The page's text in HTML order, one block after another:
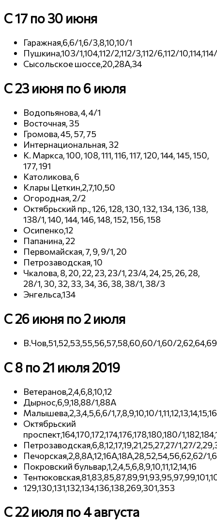
C 17 по 30 июня
Гаражная,6,6/1,6/3,8,10,10/1
Пушкина,103/1,104,112/2,112/3,112/6,112/
Сысольское шоссе,20,28А,34
C 23 июня по 6 июля
Водопьянова, 4, 4/1
Восточная, 35
Громова, 45, 57, 75
Интернациональная, 32
К. Маркса, 100, 108, 111, 116, 117, 120, 144, 145, 150,
177, 191
Католикова, 6
Клары Цеткин,2,7,10,50
Огородная, 2/2
Октябрьский пр., 126, 128, 130, 132, 134, 136, 138,
138/1, 140, 144, 146, 148, 152, 156, 158
Осипенко,12
Папанина, 22
Первомайская, 7, 9, 9/1, 20
Петрозаводская, 10
Чкалова, 8, 20, 22, 23, 23/1, 23/4, 24, 25, 26, 28,
28/1, 30, 32, 33, 34, 36, 38, 38/1, 38/3
Энгельса,134
C 26 июня по 2 июля
В.Чов,51,52,53,55,56,57,58,60,60/1,60/
C 8 по 21 июля 2019
Ветеранов,2,4,6,8,10,12
Дырнос,6,9,18,88/1,88А
Малышева,2,3,4,5,6,6/1,7,8,9,10,10/
Октябрьский
проспект,164,170,172,174,176,178,180,180/
Петрозаводская,6,8,12,17,19,21,25,27,27/1,27/
Печорская,2,8,8А,12,16А,18А,28,52,54,56,62,62/
Покровский бульвар,1,2,4,5,6,8,9,10,11,12,14,16
129,130,131,132,134,136,138,269,301,353
C 22 июля по 4 августа